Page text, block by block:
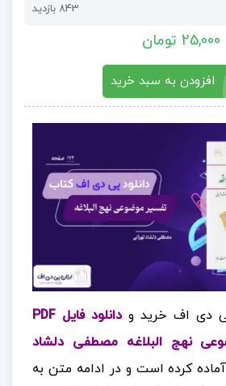
843 بازدید
25,000 تومان
افزودن به سبد خرید
دی اف خرید و
دانلود فایل PDF
نهج البلاغه مصطفی دلشاد
کرده است و در ادامه متن به